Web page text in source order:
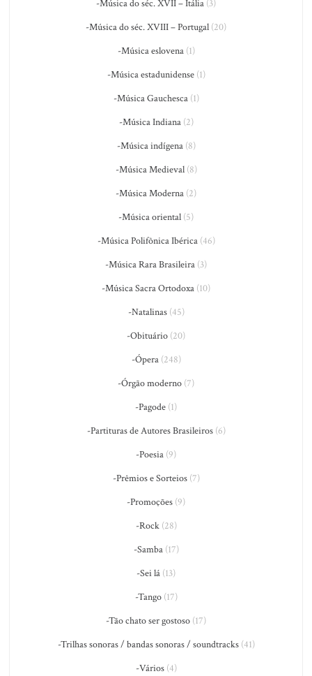
-Música do séc. XVII – Itália (3)
-Música do séc. XVIII – Portugal (20)
-Música eslovena(1)
-Música estadunidense(1)
-Música Gauchesca(1)
-Música Indiana(2)
-Música indígena(8)
-Música Medieval(8)
-Música Moderna (2)
-Música oriental (5)
-Música Polifônica Ibérica(46)
-Música Rara Brasileira (3)
-Música Sacra Ortodoxa (10)
-Natalinas(45)
-Obituário (20)
-Ópera(248)
-Órgão moderno (7)
-Pagode (1)
-Partituras de Autores Brasileiros(6)
-Poesia (9)
-Prêmios e Sorteios(7)
-Promoções (9)
-Rock(28)
-Samba(17)
-Sei lá (13)
-Tango(17)
-Tão chato ser gostoso (17)
-Trilhas sonoras / bandas sonoras / soundtracks(41)
-Vários(4)